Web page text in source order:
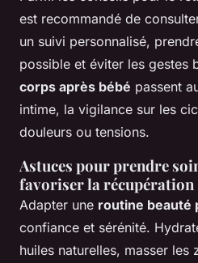
est recommandé de
un suivi personnalisé,
possible et éviter les gestes
corps après bébé passent
intime, la vigilance sur les
douleurs ou tensions.
Astuces pour prendre
favoriser la récupération
Adapter une routine beauté
confiance et sérénité.
huiles naturelles, masser les